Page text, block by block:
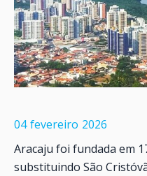
04 fevereiro 2026
Aracaju foi fundada em
substituindo São